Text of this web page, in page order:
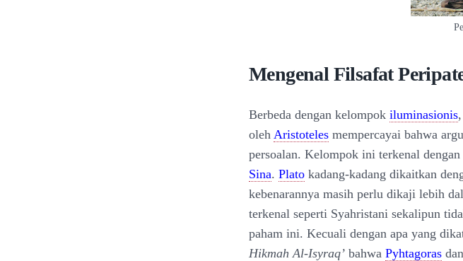
Mengenal Filsafat
Berbeda dengan kelompok iluminasionis
oleh Aristoteles mempercayai bahwa
persoalan. Kelompok ini terkenal
Sina. Plato kadang-kadang dikaitkan
kebenarannya masih perlu dikaji lebih
terkenal seperti Syahristani sekalipun
paham ini. Kecuali dengan apa yang
Hikmah Al-Isyraq’ bahwa Pyhtagoras dan